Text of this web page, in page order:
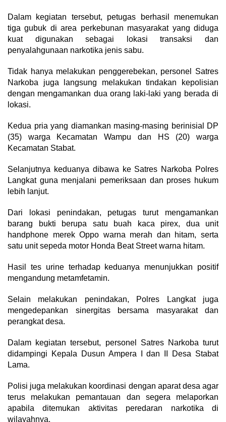
Dalam kegiatan tersebut, petugas berhasil menemukan
tiga gubuk di area perkebunan masyarakat yang diduga
kuat digunakan sebagai lokasi transaksi dan
penyalahgunaan narkotika jenis sabu.
Tidak hanya melakukan penggerebekan, personel Satres
Narkoba juga langsung melakukan tindakan kepolisian
dengan mengamankan dua orang laki-laki yang berada di
lokasi.
Kedua pria yang diamankan masing-masing berinisial DP
(35) warga Kecamatan Wampu dan HS (20) warga
Kecamatan Stabat.
Selanjutnya keduanya dibawa ke Satres Narkoba Polres
Langkat guna menjalani pemeriksaan dan proses hukum
lebih lanjut.
Dari lokasi penindakan, petugas turut mengamankan
barang bukti berupa satu buah kaca pirex, dua unit
handphone merek Oppo warna merah dan hitam, serta
satu unit sepeda motor Honda Beat Street warna hitam.
Hasil tes urine terhadap keduanya menunjukkan positif
mengandung metamfetamin.
Selain melakukan penindakan, Polres Langkat juga
mengedepankan sinergitas bersama masyarakat dan
perangkat desa.
Dalam kegiatan tersebut, personel Satres Narkoba turut
didampingi Kepala Dusun Ampera I dan II Desa Stabat
Lama.
Polisi juga melakukan koordinasi dengan aparat desa agar
terus melakukan pemantauan dan segera melaporkan
apabila ditemukan aktivitas peredaran narkotika di
wilayahnya.